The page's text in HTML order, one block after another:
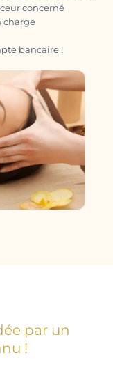
concerné
charge
bancaire !
par un
!